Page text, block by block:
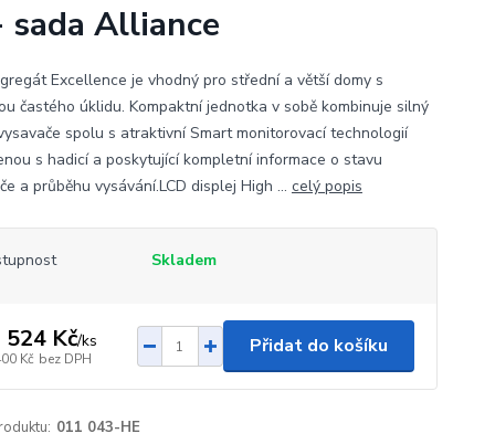
sada Alliance
Excellence je vhodný pro střední a větší domy s
častého úklidu. Kompaktní jednotka v sobě kombinuje silný
spolu s atraktivní Smart monitorovací technologií
s hadicí a poskytující kompletní informace o stavu
a průběhu vysávání.LCD displej High ... celý popis
Skladem
524 Kč/ks
Kč bez DPH
Přidat do košíku
011 043-HE